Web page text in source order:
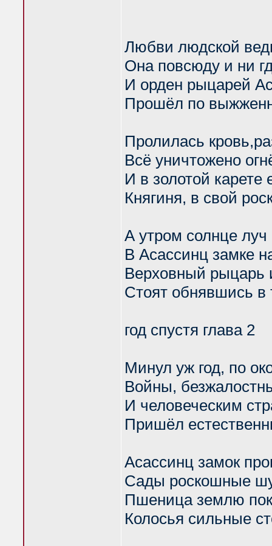
Любви людской
Она повсюду и ни
И орден рыцарей
Прошёл по
Пролилась
Всё уничтожено
И в золотой карете
Княгиня, в свой
А утром солнце луч
В Асассинц замке
Верховный рыцарь
Стоят обнявшись
год спустя глава 2
Минул уж год, по
Войны,
И человеческим
Пришёл
Асассинц замок
Сады роскошные
Пшеница землю
Колосья сильные